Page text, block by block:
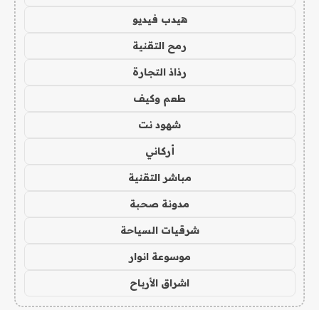
هيدب فيديو
رمح التقنية
رذاذ التجارة
طعم وكيف
شهود نت
أركاني
مباشر التقنية
مدونة صحبة
شرقيات السياحة
موسوعة انوار
اشراق الأرباح